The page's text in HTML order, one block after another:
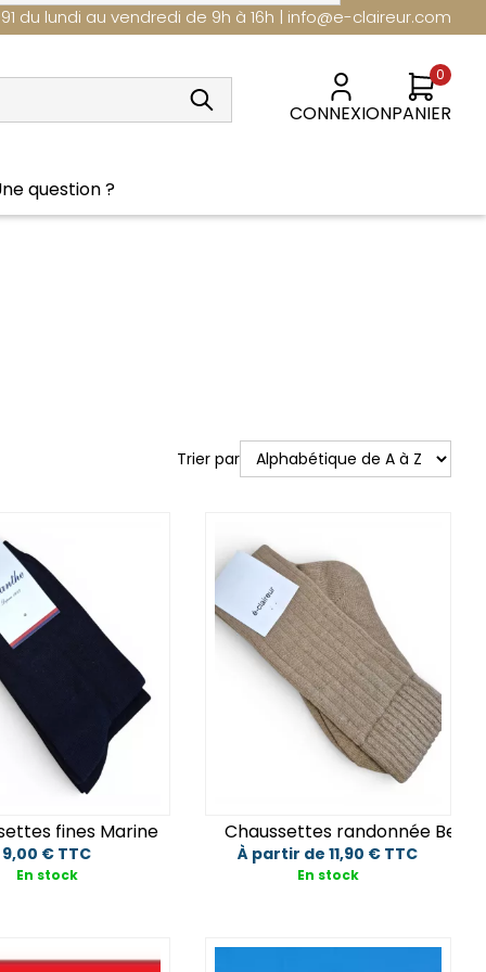
du lundi au vendredi de 9h à 16h | info@e-claireur.com
CONNEXION
0
PANIER
question ?
Trier par
fines Marine
9,00 € TTC
En stock
Chaussettes randonnée Beige
À partir de 11,90 € TTC
En stock
Détail
au panier
Détail
Ajouter au panier